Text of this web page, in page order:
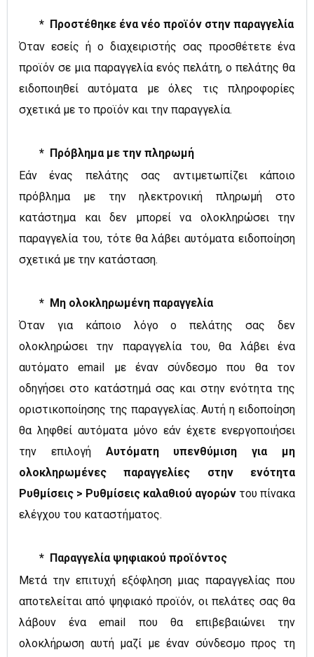
* Προστέθηκε ένα νέο προϊόν στην παραγγελία
Όταν εσείς ή ο διαχειριστής σας προσθέτετε ένα
προϊόν σε μια παραγγελία ενός πελάτη, ο πελάτης θα
ειδοποιηθεί αυτόματα με όλες τις πληροφορίες
σχετικά με το προϊόν και την παραγγελία.
* Πρόβλημα με την πληρωμή
Εάν ένας πελάτης σας αντιμετωπίζει κάποιο
πρόβλημα με την ηλεκτρονική πληρωμή στο
κατάστημα και δεν μπορεί να ολοκληρώσει την
παραγγελία του, τότε θα λάβει αυτόματα ειδοποίηση
σχετικά με την κατάσταση.
* Μη ολοκληρωμένη παραγγελία
Όταν για κάποιο λόγοο πελάτης σας δεν
ολοκληρώσει την παραγγελία του, θα λάβει ένα
αυτόματο email με έναν σύνδεσμο που θα τον
οδηγήσει στο κατάστημά σας και στην ενότητα της
οριστικοποίησης της παραγγελίας. Αυτή η ειδοποίηση
θα ληφθεί αυτόματα μόνο εάν έχετε ενεργοποιήσει
την επιλογή Αυτόματη υπενθύμιση για μη
ολοκληρωμένες παραγγελίες στην ενότητα
Ρυθμίσεις > Ρυθμίσεις καλαθιού αγορών του πίνακα
ελέγχου του καταστήματος.
* Παραγγελία ψηφιακού προϊόντος
Μετά την επιτυχή εξόφληση μιας παραγγελίας που
αποτελείται από ψηφιακό προϊόν, οι πελάτες σας θα
λάβουν ένα email που θα επιβεβαιώνει την
ολοκλήρωση αυτή μαζί με έναν σύνδεσμο προς τη